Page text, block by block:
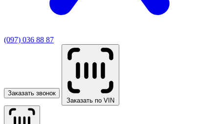
(097) 036 88 87
Заказать звонок
Заказать по VIN